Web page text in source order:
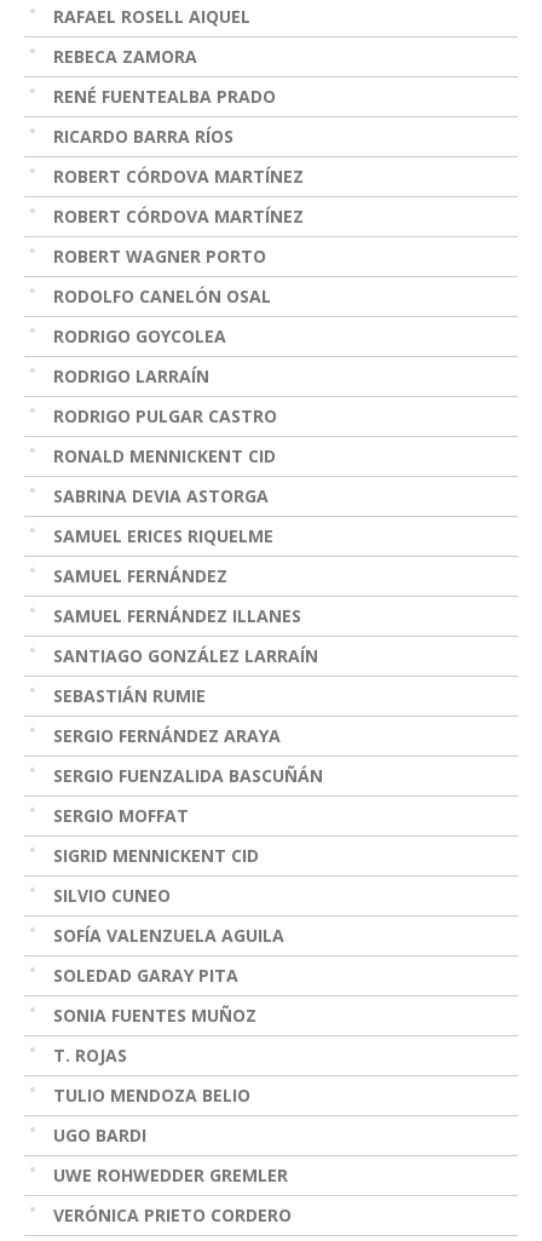
RAFAEL ROSELL AIQUEL
REBECA ZAMORA
RENÉ FUENTEALBA PRADO
RICARDO BARRA RÍOS
ROBERT CÓRDOVA MARTÍNEZ
ROBERT CÓRDOVA MARTÍNEZ
ROBERT WAGNER PORTO
RODOLFO CANELÓN OSAL
RODRIGO GOYCOLEA
RODRIGO LARRAÍN
RODRIGO PULGAR CASTRO
RONALD MENNICKENT CID
SABRINA DEVIA ASTORGA
SAMUEL ERICES RIQUELME
SAMUEL FERNÁNDEZ
SAMUEL FERNÁNDEZ ILLANES
SANTIAGO GONZÁLEZ LARRAÍN
SEBASTIÁN RUMIE
SERGIO FERNÁNDEZ ARAYA
SERGIO FUENZALIDA BASCUÑÁN
SERGIO MOFFAT
SIGRID MENNICKENT CID
SILVIO CUNEO
SOFÍA VALENZUELA AGUILA
SOLEDAD GARAY PITA
SONIA FUENTES MUÑOZ
T. ROJAS
TULIO MENDOZA BELIO
UGO BARDI
UWE ROHWEDDER GREMLER
VERÓNICA PRIETO CORDERO